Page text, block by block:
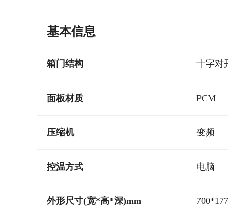
基本信息
箱门结构 十字对
面板材质 PCM
压缩机 变频
控温方式 电脑
外形尺寸(宽*高*深)mm